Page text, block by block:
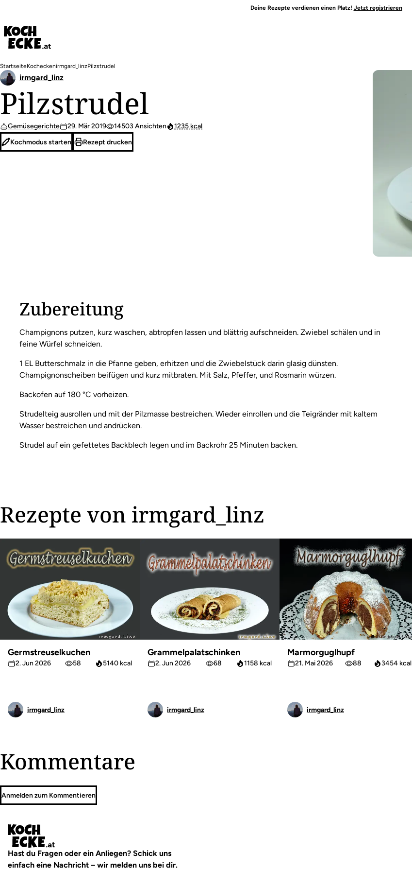
Inhalt
Deine Rezepte verdienen einen Platz! Jetzt registrieren
Pfadnavigation
StartseiteKocheckenirmgard_linzPilzstrudel
Pilzstrudel
Gemüsegerichte 29. Mär 2019 14503 Ansichten 1235 kcal
irmgard_linz
Kochmodus starten Rezept drucken
Zubereitung
Champignons putzen, kurz waschen, abtropfen lassen und blättrig aufschneiden. Zwiebel schälen und in
feine Würfel schneiden.
1 EL Butterschmalz in die Pfanne geben, erhitzen und die Zwiebelstück darin glasig dünsten.
Champignonscheiben beifügen und kurz mitbraten. Mit Salz, Pfeffer, und Rosmarin würzen.
Backofen auf 180 °C vorheizen.
Strudelteig ausrollen und mit der Pilzmasse bestreichen. Wieder einrollen und die Teigränder mit kaltem
Wasser bestreichen und andrücken.
Strudel auf ein gefettetes Backblech legen und im Backrohr 25 Minuten backen.
Rezepte von irmgard_linz
Germstreuselkuchen
2. Jun 2026 58 5140 kcal
irmgard_linz
Grammelpalatschinken
2. Jun 2026 68 1158 kcal
irmgard_linz
Marmorguglhupf
21. Mai 2026 88 3454 kcal
irmgard_linz
Kommentare
Anmelden zum Kommentieren
Hast du Fragen oder ein Anliegen? Schick uns
einfach eine Nachricht – wir melden uns bei dir.